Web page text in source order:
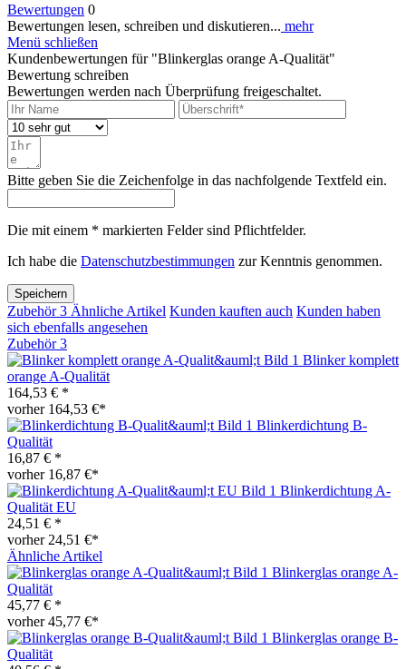
Bewertungen 0
Bewertungen lesen, schreiben und diskutieren... mehr
Menü schließen
Kundenbewertungen für "Blinkerglas orange A-Qualität"
Bewertung schreiben
Bewertungen werden nach Überprüfung freigeschaltet.
Bitte geben Sie die Zeichenfolge in das nachfolgende Textfeld ein.
Die mit einem * markierten Felder sind Pflichtfelder.
Ich habe die Datenschutzbestimmungen zur Kenntnis genommen.
Speichern
Zubehör3 Ähnliche Artikel Kunden kauften auch Kunden haben
sich ebenfalls angesehen
Zubehör3
Blinker komplett
orange A-Qualität
164,53 € *
vorher 164,53 €*
Blinkerdichtung B-
Qualität
16,87 € *
vorher 16,87 €*
Blinkerdichtung A-
Qualität EU
24,51 € *
vorher 24,51 €*
Ähnliche Artikel
Blinkerglas orange A-
Qualität
45,77 € *
vorher 45,77 €*
Blinkerglas orange B-
Qualität